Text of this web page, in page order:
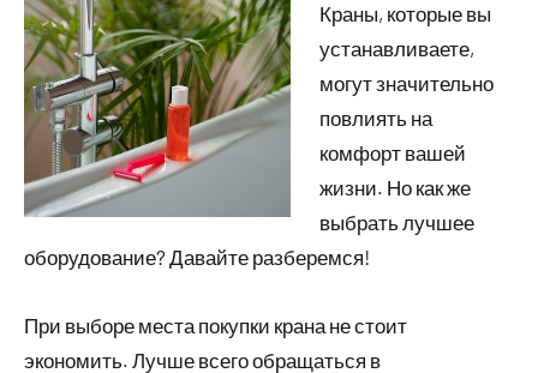
Краны, которые вы
устанавливаете,
могут значительно
повлиять на
комфорт вашей
жизни. Но как же
выбрать лучшее
оборудование? Давайте разберемся!
При выборе места покупки крана не стоит
экономить. Лучше всего обращаться в